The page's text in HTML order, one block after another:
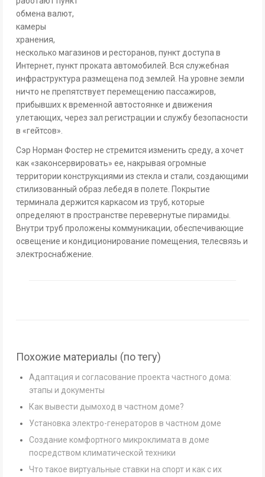
обмена валют,
камеры
хранения,
несколько магазинов и ресторанов, пункт доступа в
Интернет, пункт проката автомобилей. Вся служебная
инфраструктура размещена под землей. На уровне земли
ничто не препятствует перемещению пассажиров,
прибывших к временной автостоянке и движения
улетающих, через зал регистрации и службу безопасности
в «гейтсов».
Сэр Норман Фостер не стремится изменить среду, а хочет
как «законсервировать» ее, накрывая огромные
территории конструкциями из стекла и стали, создающими
стилизованный образ лебедя в полете. Покрытие
терминала держится каркасом из труб, которые
определяют в пространстве перевернутые пирамиды.
Внутри труб проложены коммуникации, обеспечивающие
освещение и кондиционирование помещения, телесвязь и
электроснабжение.
Похожие материалы (по тегу)
Адаптация и согласование проекта частного дома:
этапы и документы
Как вывести дымоход в частном доме?
Установка электро-генераторов в частном доме
Создание комфортного микроклимата в доме
посредством климатической техники
Что такое виртуальные ставки на спорт и как с их